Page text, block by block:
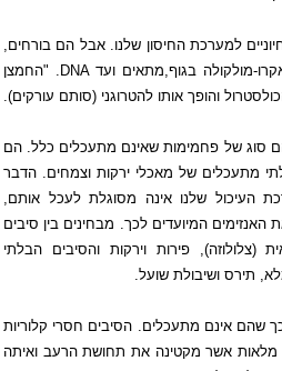
למערכת החיסון שלנו. אבל הם בורחים,
מולקולה בגוף,מתאים ועדDNA . "החמצן
והופך אותו להטרוגני (סותם עורקים).
סוג של פחמימות שאינם מתעכלים כלל. הם
מתעכלים של מאכלי ירקות וצמחים. הדבר
העיכול שלנו אינה מסוגלת לעכל אותם,
המיועדים לכך. מבחינים בין סיבים
(צלולוזה), פירות וירקות והסיבים הבלתי
תירס ושיבולת שועל.
שהם אינם מתעכלים. הסיבים חסרי קלוריות
מלאות אשר מקטינה את תחושת הרעב ואיתה